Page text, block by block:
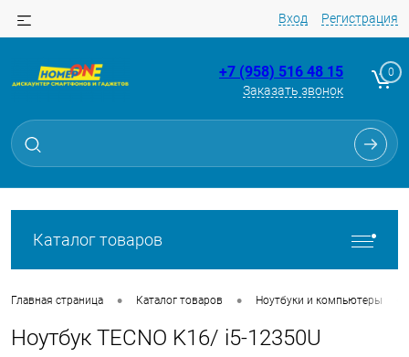
Вход Регистрация
+7 (958) 516 48 15
Заказать звонок
0
Каталог товаров
Главная страница • Каталог товаров • Ноутбуки и компьютеры
Ноутбук TECNO K16/ i5-12350U
Для клиентов всех банков
Разбейте
без переплат
Сегодня